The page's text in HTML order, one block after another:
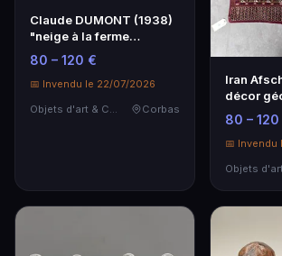
Claude DUMONT (1938)
"neige à la ferme
normande", Huile sur …
80 – 120 €
📅 Invendu le 22/07/2026
Objets d'art & Curiosités
Corbas
Iran
décor
fond
80 –
📅